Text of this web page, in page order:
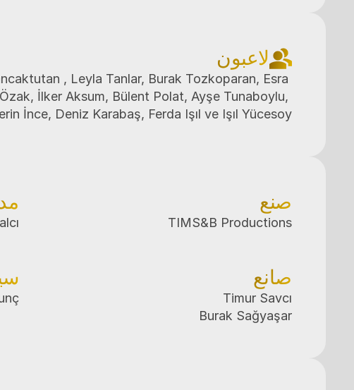
لاعبون
, Leyla Tanlar, Burak Tozkoparan, Esra
İlker Aksum, Bülent Polat, Ayşe Tunaboylu,
İnce, Deniz Karabaş, Ferda Işıl ve Işıl Yücesoy
صنع
TIMS&B Productions
صانع
Burak Sağyaşar